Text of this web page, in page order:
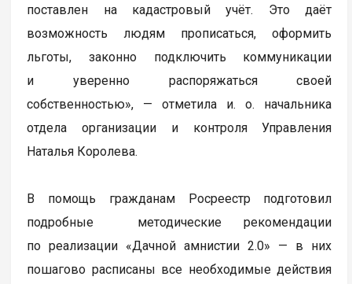
поставлен на кадастровый учёт. Это даёт
возможность людям прописаться, оформить
льготы, законно подключить коммуникации
и уверенно распоряжаться своей
собственностью», — отметила и. о. начальника
отдела организации и контроля Управления
Наталья Королева.
В помощь гражданам Росреестр подготовил
подробные методические рекомендации
по реализации «Дачной амнистии 2.0» — в них
пошагово расписаны все необходимые действия